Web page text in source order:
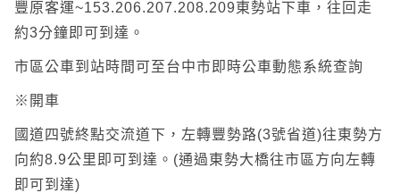
豐原客運~153.206.207.208.209東勢站下車，往回走
約3分鐘即可到達。
市區公車到站時間可至台中市即時公車動態系統查詢
※開車
國道四號終點交流道下，左轉豐勢路(3號省道)往東勢方
向約8.9公里即可到達。(通過東勢大橋往市區方向左轉
即可到達)